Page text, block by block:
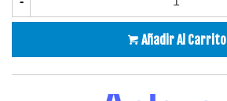
Añadir Al Carrito